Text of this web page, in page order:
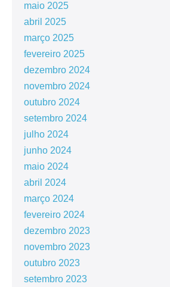
maio 2025
abril 2025
março 2025
fevereiro 2025
dezembro 2024
novembro 2024
outubro 2024
setembro 2024
julho 2024
junho 2024
maio 2024
abril 2024
março 2024
fevereiro 2024
dezembro 2023
novembro 2023
outubro 2023
setembro 2023